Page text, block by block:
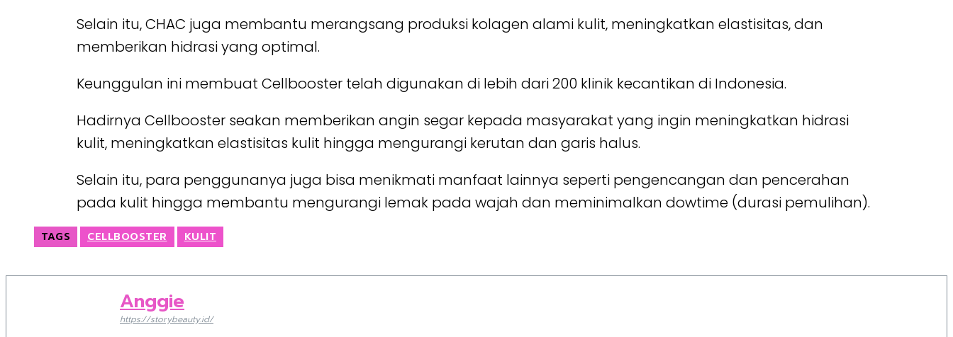
Selain itu, CHAC juga membantu merangsang produksi kolagen alami kulit, meningkatkan elastisitas, dan
memberikan hidrasi yang optimal.
Keunggulan ini membuat Cellbooster telah digunakan di lebih dari 200 klinik kecantikan di Indonesia.
Hadirnya Cellbooster seakan memberikan angin segar kepada masyarakat yang ingin meningkatkan hidrasi
kulit, meningkatkan elastisitas kulit hingga mengurangi kerutan dan garis halus.
Selain itu, para penggunanya juga bisa menikmati manfaat lainnya seperti pengencangan dan pencerahan
pada kulit hingga membantu mengurangi lemak pada wajah dan meminimalkan dowtime (durasi pemulihan).
TAGS CELLBOOSTER KULIT
Anggie
https://storybeauty.id/